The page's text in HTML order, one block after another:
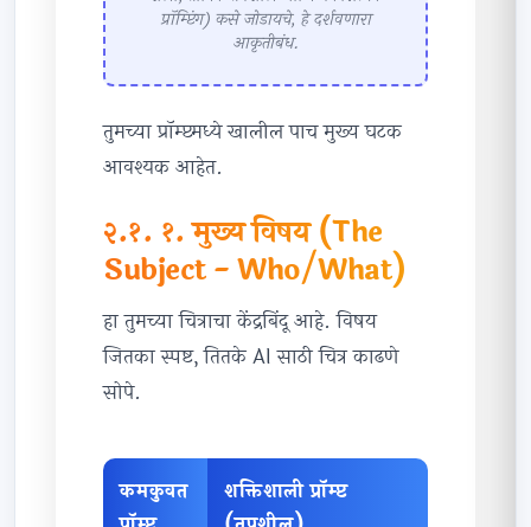
प्रॉम्प्टिंग) कसे जोडायचे, हे दर्शवणारा
आकृतीबंध.
तुमच्या प्रॉम्प्टमध्ये खालील पाच मुख्य घटक
आवश्यक आहेत.
२.१. १. मुख्य विषय (The
Subject - Who/What)
हा तुमच्या चित्राचा केंद्रबिंदू आहे. विषय
जितका स्पष्ट, तितके AI साठी चित्र काढणे
सोपे.
कमकुवत
शक्तिशाली प्रॉम्प्ट